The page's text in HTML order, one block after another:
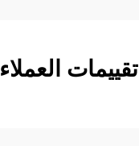
تقييمات العملاء